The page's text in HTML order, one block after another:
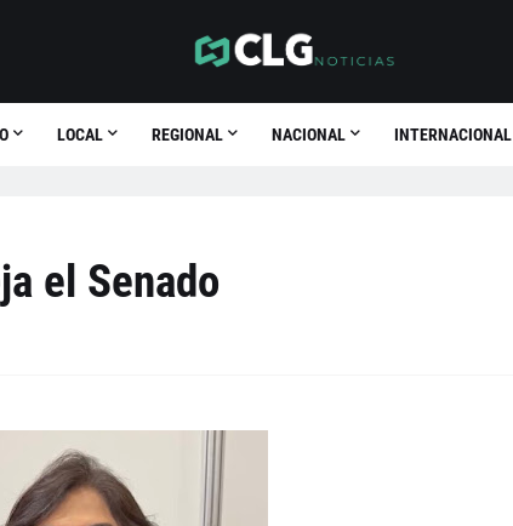
LOCAL REGIONAL NACIONAL INTERNACIONAL
el Senado